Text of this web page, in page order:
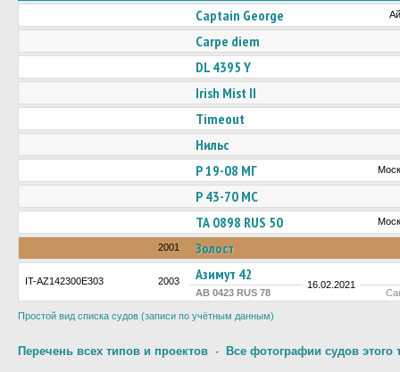
Captain George
Carpe diem
DL 4395 Y
Irish Mist II
Timeout
Нильс
Р 19-08 МГ
Р 43-70 МС
ТА 0898 RUS 50
2001 Золост
IT-AZ142300E303 2003 Азимут 42
16.02.2021
АВ 0423 RUS 78
Простой вид списка судов (записи по учётным данным)
Перечень всех типов и проектов · Все фотографии судов этого